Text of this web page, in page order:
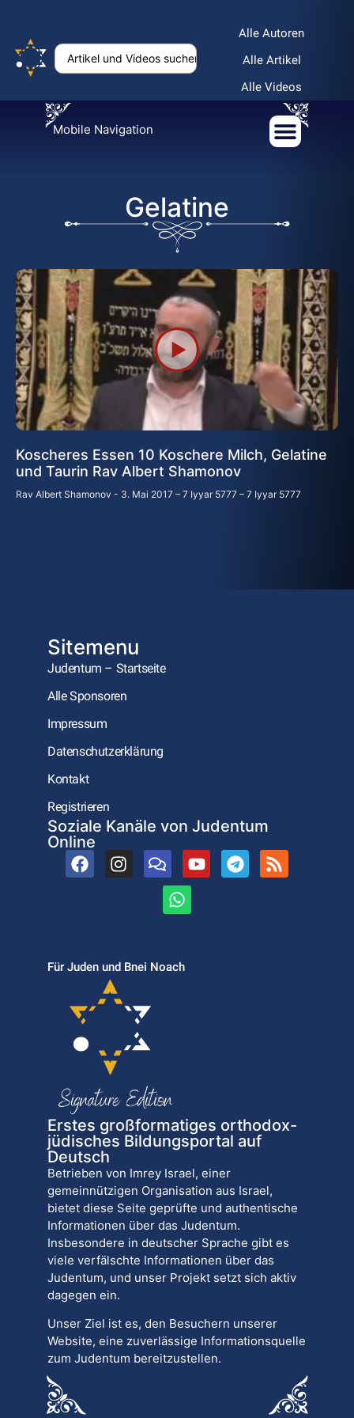
Alle Autoren
Alle Artikel
Alle Videos
Mobile Navigation
Gelatine
Koscheres Essen 10 Koschere Milch, Gelatine
und Taurin Rav Albert Shamonov
Rav Albert Shamonov 3. Mai 2017 – 7 Iyyar 5777 – 7 Iyyar 5777
Sitemenu
Judentum – Startseite
Alle Sponsoren
Impressum
Datenschutzerklärung
Kontakt
Registrieren
Soziale Kanäle von Judentum
Online
Für Juden und Bnei Noach
Erstes großformatiges orthodox-
jüdisches Bildungsportal auf
Deutsch
Betrieben von Imrey Israel, einer
gemeinnützigen Organisation aus Israel,
bietet diese Seite geprüfte und authentische
Informationen über das Judentum.
Insbesondere in deutscher Sprache gibt es
viele verfälschte Informationen über das
Judentum, und unser Projekt setzt sich aktiv
dagegen ein.
Unser Ziel ist es, den Besuchern unserer
Website, eine zuverlässige Informationsquelle
zum Judentum bereitzustellen.